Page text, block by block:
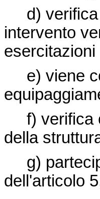
d)
intervento
e) viene
f) verifica
della
g)
dell'articolo